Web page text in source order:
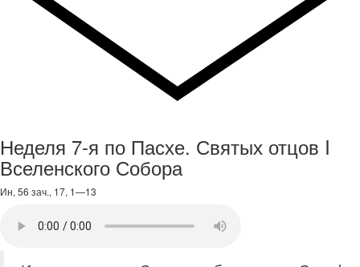
Неделя 7-я по Пасхе. Святых отцов I
Вселенского Собора
Ин, 56 зач., 17, 1—13